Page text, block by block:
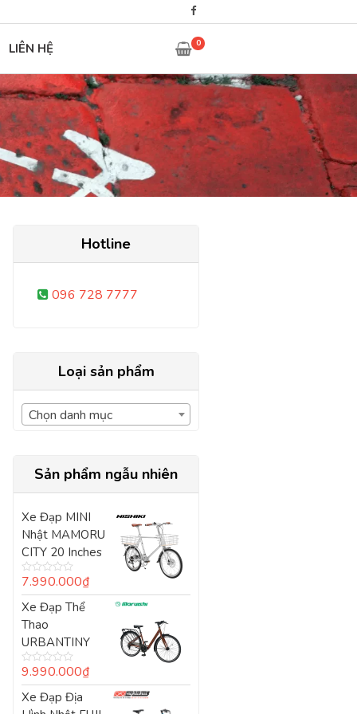
LIÊN HỆ 0
Hotline
096 728 7777
Loại sản phẩm
Chọn danh mục
Sản phẩm ngẫu nhiên
Xe Đạp MINI
Nhật MAMORU
CITY 20 Inches
Được
xếp
hạng
5
sao
7.990.000₫
Xe Đạp Thể
Thao
URBANTINY
Được
xếp
hạng
9.990.000₫
Xe Đạp Địa